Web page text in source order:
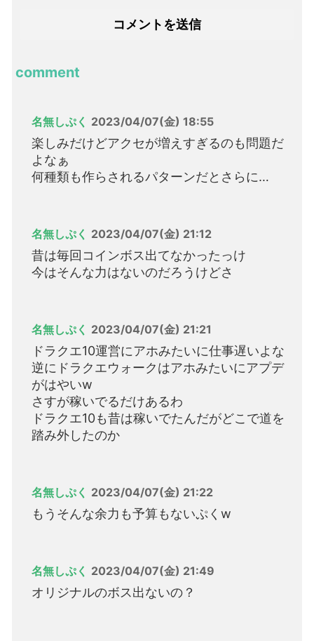
comment
名無しぷく 2023/04/07(金) 18:55
楽しみだけどアクセが増えすぎるのも問題だ
よなぁ
何種類も作らされるパターンだとさらに…
名無しぷく 2023/04/07(金) 21:12
昔は毎回コインボス出てなかったっけ
今はそんな力はないのだろうけどさ
名無しぷく 2023/04/07(金) 21:21
ドラクエ10運営にアホみたいに仕事遅いよな
逆にドラクエウォークはアホみたいにアプデ
がはやいw
さすが稼いでるだけあるわ
ドラクエ10も昔は稼いでたんだがどこで道を
踏み外したのか
名無しぷく 2023/04/07(金) 21:22
もうそんな余力も予算もないぷくw
名無しぷく 2023/04/07(金) 21:49
オリジナルのボス出ないの？